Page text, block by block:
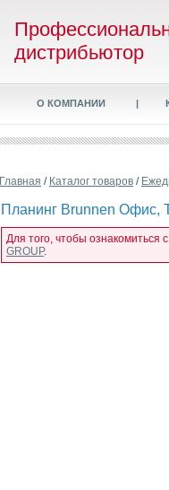
дистрибьютор
О КОМПАНИИ |
Главная / Каталог товаров /
Планинг Brunnen Офис,
Для того, чтобы
GROUP.